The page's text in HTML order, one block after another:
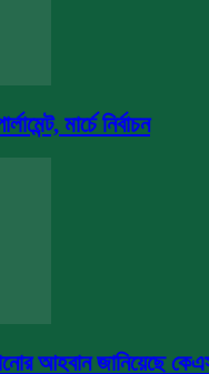
মার্চে নির্বাচন
আহবান জানিয়েছে